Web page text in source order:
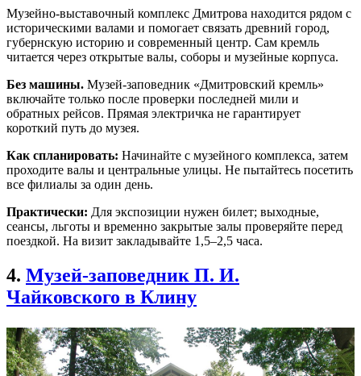
Музейно-выставочный комплекс Дмитрова находится рядом с
историческими валами и помогает связать древний город,
губернскую историю и современный центр. Сам кремль
читается через открытые валы, соборы и музейные корпуса.
Без машины. Музей-заповедник «Дмитровский кремль»
включайте только после проверки последней мили и
обратных рейсов. Прямая электричка не гарантирует
короткий путь до музея.
Как спланировать: Начинайте с музейного комплекса, затем
проходите валы и центральные улицы. Не пытайтесь посетить
все филиалы за один день.
Практически: Для экспозиции нужен билет; выходные,
сеансы, льготы и временно закрытые залы проверяйте перед
поездкой. На визит закладывайте 1,5–2,5 часа.
4. Музей-заповедник П. И.
Чайковского в Клину